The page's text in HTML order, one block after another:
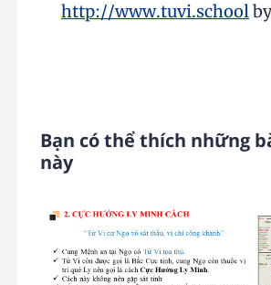
http://www.tuvi.school
Bạn có thể thích những
này